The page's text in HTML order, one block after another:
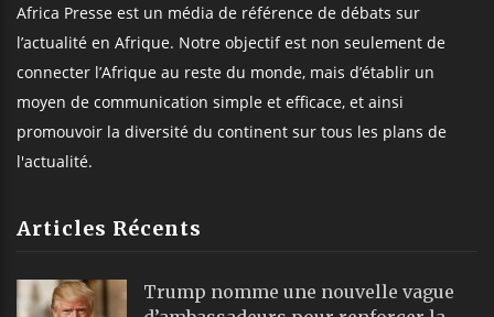
Africa Presse est un média de référence de débats sur
l’actualité en Afrique. Notre objectif est non seulement de
connecter l’Afrique au reste du monde, mais d’établir un
moyen de communication simple et efficace, et ainsi
promouvoir la diversité du continent sur tous les plans de
l'actualité.
Articles Récents
Trump nomme une nouvelle vague